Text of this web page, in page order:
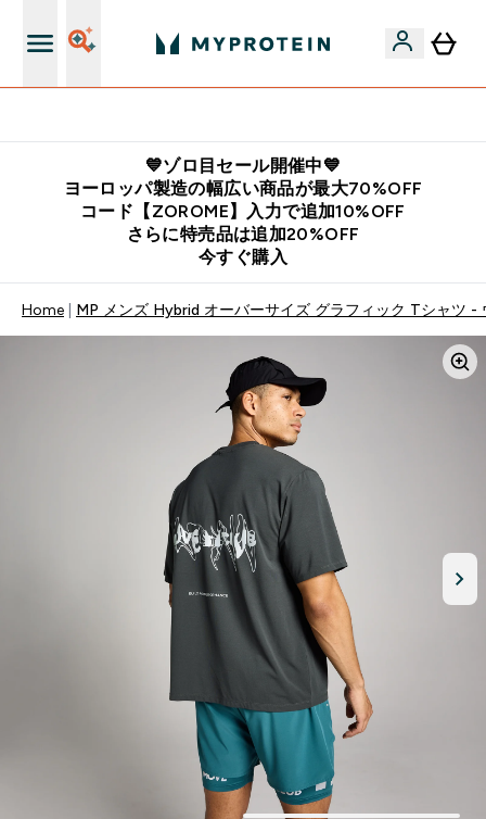
💙ゾロ目セール開催中💙
ヨーロッパ製造の幅広い商品が最大70%OFF
コード【ZOROME】入力で追加10%OFF
さらに特売品は追加20%OFF
今すぐ購入
Home MP メンズ Hybrid オーバーサイズ グラフィック Tシャツ -